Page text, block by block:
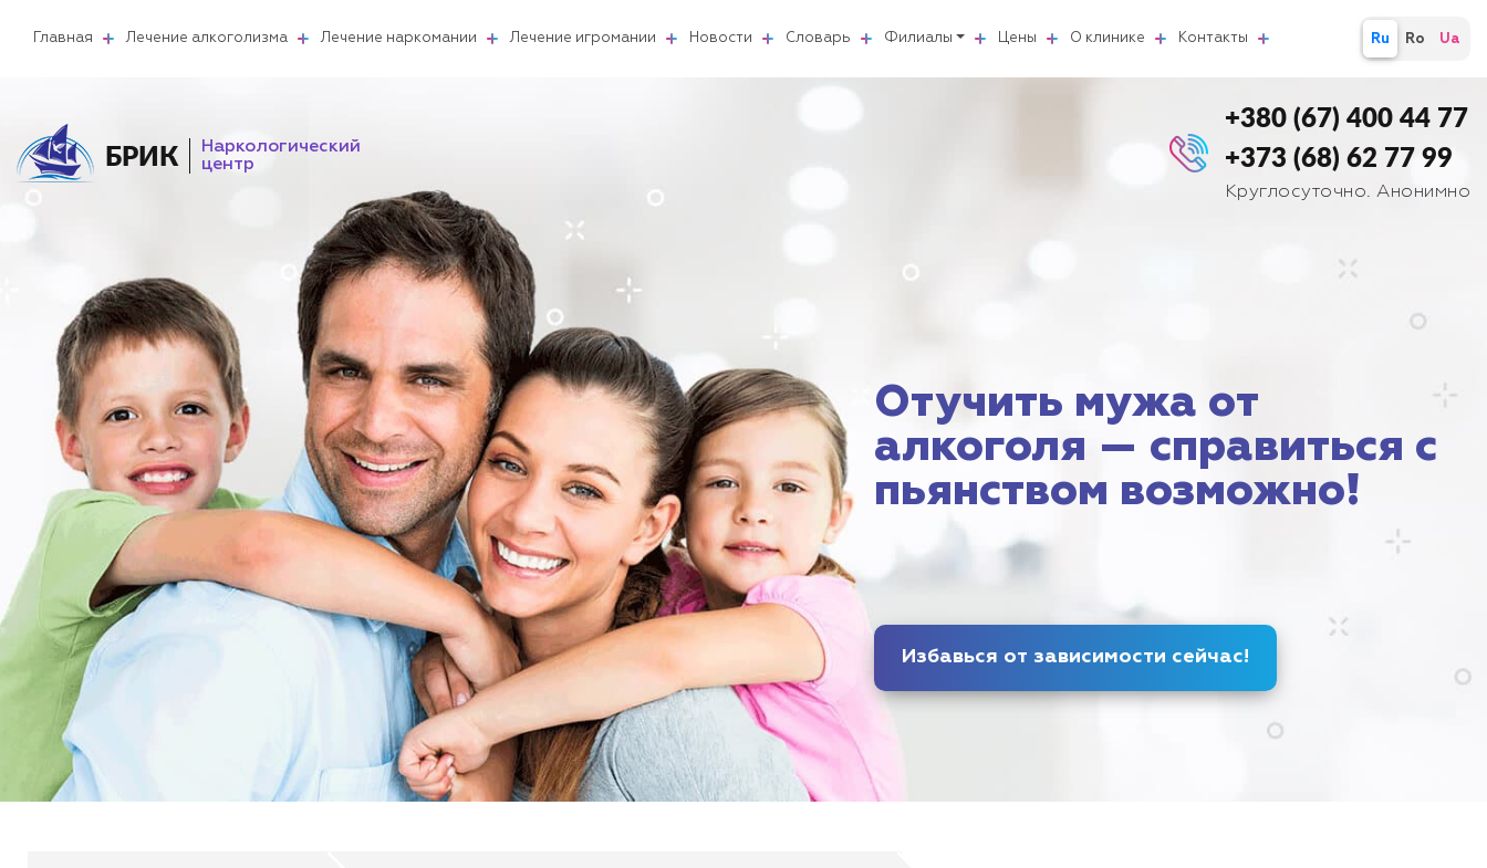
Главная Лечение алкоголизма Лечение наркомании Лечение игромании Новости Словарь Филиалы Цены О клинике Контакты Ru Ro Ua
БРИК
Наркологический
центр
+380 (67) 400 44 77
+373 (68) 62 77 99
Круглосуточно. Анонимно
Отучить мужа от
алкоголя — справиться с
пьянством возможно!
Избавься от зависимости сейчас!